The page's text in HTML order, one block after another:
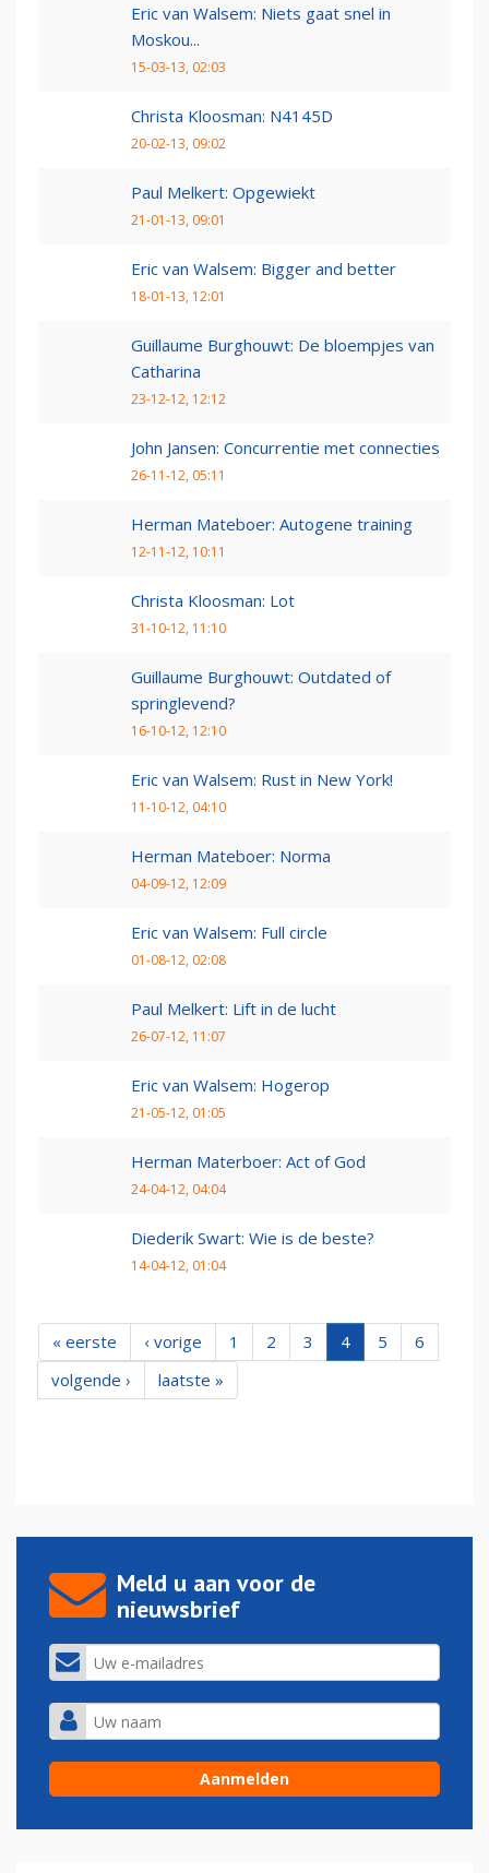
Eric van Walsem: Niets gaat snel in
Moskou...
15-03-13, 02:03
Christa Kloosman: N4145D
20-02-13, 09:02
Paul Melkert: Opgewiekt
21-01-13, 09:01
Eric van Walsem: Bigger and better
18-01-13, 12:01
Guillaume Burghouwt: De bloempjes van
Catharina
23-12-12, 12:12
John Jansen: Concurrentie met connecties
26-11-12, 05:11
Herman Mateboer: Autogene training
12-11-12, 10:11
Christa Kloosman: Lot
31-10-12, 11:10
Guillaume Burghouwt: Outdated of
springlevend?
16-10-12, 12:10
Eric van Walsem: Rust in New York!
11-10-12, 04:10
Herman Mateboer: Norma
04-09-12, 12:09
Eric van Walsem: Full circle
01-08-12, 02:08
Paul Melkert: Lift in de lucht
26-07-12, 11:07
Eric van Walsem: Hogerop
21-05-12, 01:05
Herman Materboer: Act of God
24-04-12, 04:04
Diederik Swart: Wie is de beste?
14-04-12, 01:04
« eerste ‹ vorige 1 2 3 4 5
6
volgende ›
laatste »
Meld u aan voor de
nieuwsbrief